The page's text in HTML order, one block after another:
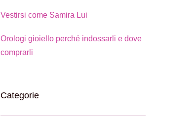
Vestirsi come Samira Lui
Orologi gioiello perché indossarli e dove
comprarli
Categorie